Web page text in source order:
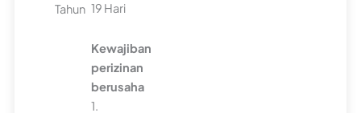
Tahun 19 Hari
Kewajiban
perizinan
berusaha
1.